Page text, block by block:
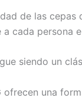
de las cepas
cada persona
siendo un
ofrecen una